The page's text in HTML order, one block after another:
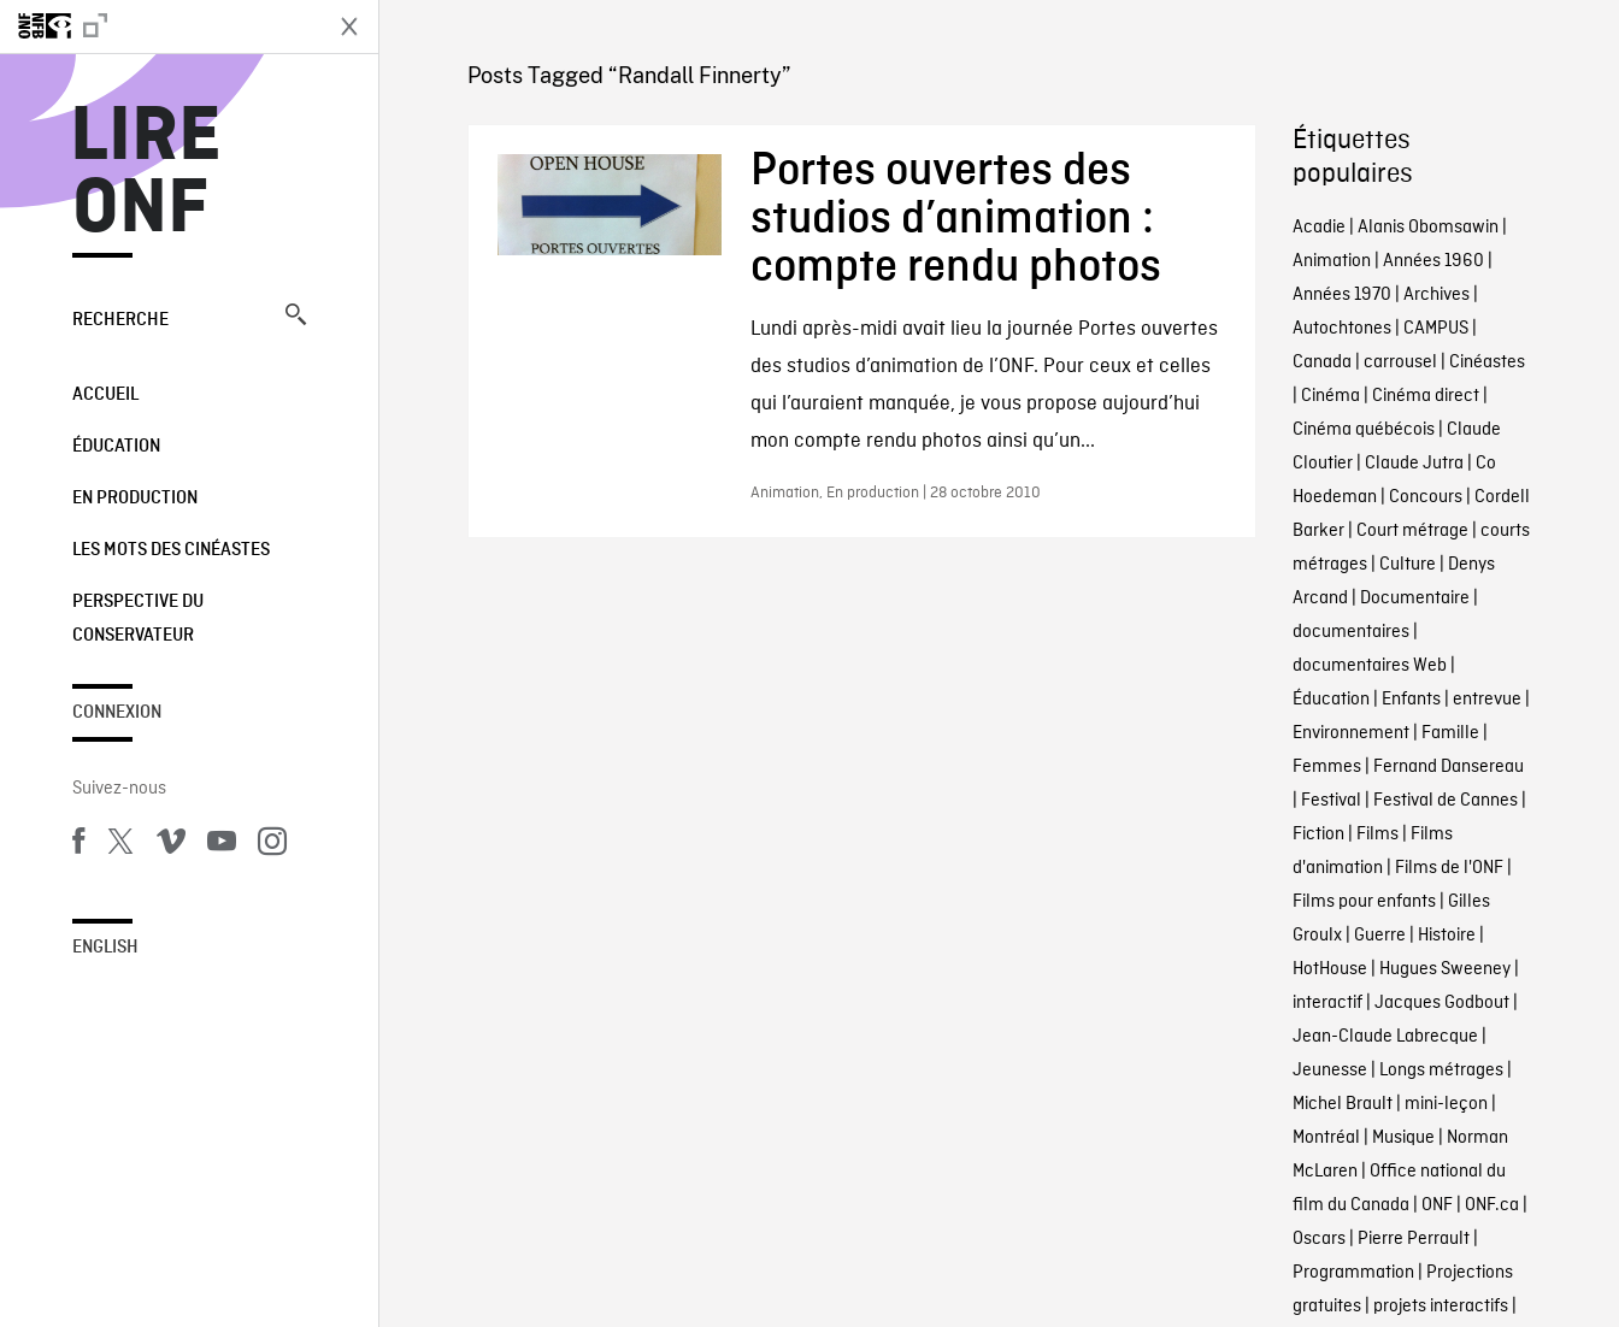
LIRE
ONF
RECHERCHE
ACCUEIL
ÉDUCATION
EN PRODUCTION
LES MOTS DES CINÉASTES
PERSPECTIVE DU
CONSERVATEUR
CONNEXION
Suivez-nous
ENGLISH
LIRE ONF
Posts Tagged “Randall Finnerty”
Portes ouvertes des
studios d’animation :
compte rendu photos
Lundi après-midi avait lieu la journée Portes ouvertes
des studios d’animation de l’ONF. Pour ceux et celles
qui l’auraient manquée, je vous propose aujourd’hui
mon compte rendu photos ainsi qu’un...
Animation, En production | 28 octobre 2010
Étiquettes
populaires
Acadie | Alanis Obomsawin |
Animation | Années 1960 |
Années 1970 | Archives|
Autochtones| CAMPUS|
Canada | carrousel | Cinéastes
| Cinéma | Cinéma direct|
Cinéma québécois| Claude
Cloutier| Claude Jutra | Co
Hoedeman | Concours| Cordell
Barker| Court métrage | courts
métrages| Culture | Denys
Arcand | Documentaire |
documentaires|
documentaires Web |
Éducation | Enfants| entrevue |
Environnement| Famille |
Femmes| Fernand Dansereau
| Festival | Festival de Cannes|
Fiction | Films| Films
d'animation | Films de l'ONF|
Films pour enfants| Gilles
Groulx| Guerre | Histoire |
HotHouse | Hugues Sweeney|
interactif| Jacques Godbout|
Jean-Claude Labrecque |
Jeunesse | Longs métrages|
Michel Brault| mini-leçon |
Montréal | Musique | Norman
McLaren | Office national du
film du Canada | ONF| ONF.ca |
Oscars| Pierre Perrault|
Programmation | Projections
gratuites| projets interactifs|